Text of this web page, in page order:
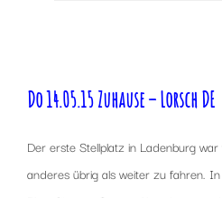
Do 14.05.15 Zuhause – Lorsch DE
Der erste Stellplatz in Ladenburg
anderes übrig als weiter zu fahren.